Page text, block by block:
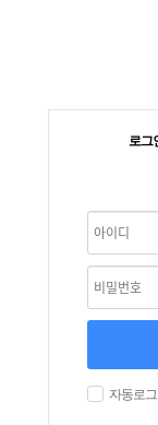
로그
자동로